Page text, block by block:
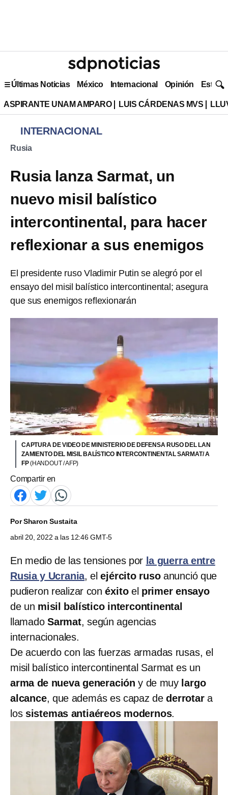
Últimas Noticias México Internacional Opinión Estilo
ASPIRANTE UNAM AMPARO LUIS CÁRDENAS MVS
INTERNACIONAL
Rusia
Rusia lanza Sarmat, un
nuevo misil balístico
intercontinental, para hacer
reflexionar a sus enemigos
El presidente ruso Vladimir Putin se alegró por el
ensayo del misil balístico intercontinental; asegura
que sus enemigos reflexionarán
CAPTURA DE VIDEO DE MINISTERIO DE DEFENSA RUSO DEL LAN
ZAMIENTO DEL MISIL BALÍSTICO INTERCONTINENTAL SARMAT/ A
FP(HANDOUT / AFP)
Compartir en
PorSharon Sustaita
abril 20, 2022 a las 12:46 GMT-5
En medio de las tensiones por la guerra entre
Rusia y Ucrania, elejército rusoanunció que
pudieron realizar conéxito el primer ensayo
de un misil balístico intercontinental
llamado Sarmat, según agencias
internacionales.
De acuerdo con las fuerzas armadas rusas, el
misil balístico intercontinental Sarmat es un
arma de nueva generacióny de muy largo
alcance, que además es capaz dederrotara
los sistemas antiaéreos modernos.